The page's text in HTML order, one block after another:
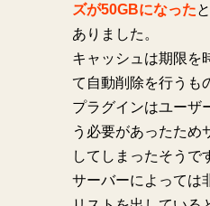
ズが50GBになった
ありました。
キャッシュは期限を
て自動削除を行うも
プラグインはユーザ
う必要があったため
してしまったそうで
サーバーによっては